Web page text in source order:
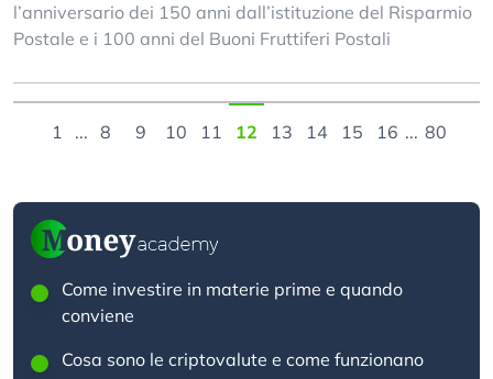
l’anniversario dei 150 anni dall’istituzione del Risparmio
Postale e i 100 anni del Buoni Fruttiferi Postali
1 ... 8 9 10 11 12 13 14 15 16 ... 80
Come investire in materie prime e quando
conviene
Cosa sono le criptovalute e come funzionano